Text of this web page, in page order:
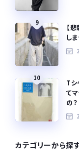
9
【
し
10
Tシ
て
の？
カテゴリーから探